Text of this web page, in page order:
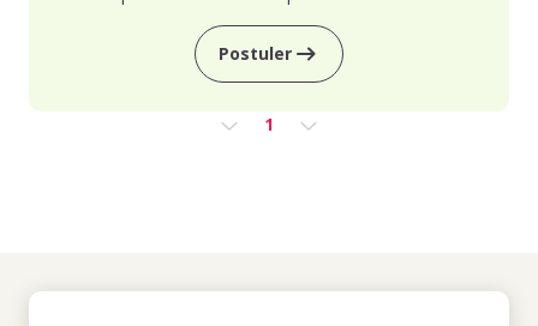
Postuler
1